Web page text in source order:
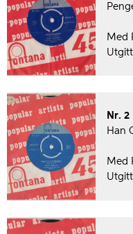
Med
Nr. 2
Han
Med